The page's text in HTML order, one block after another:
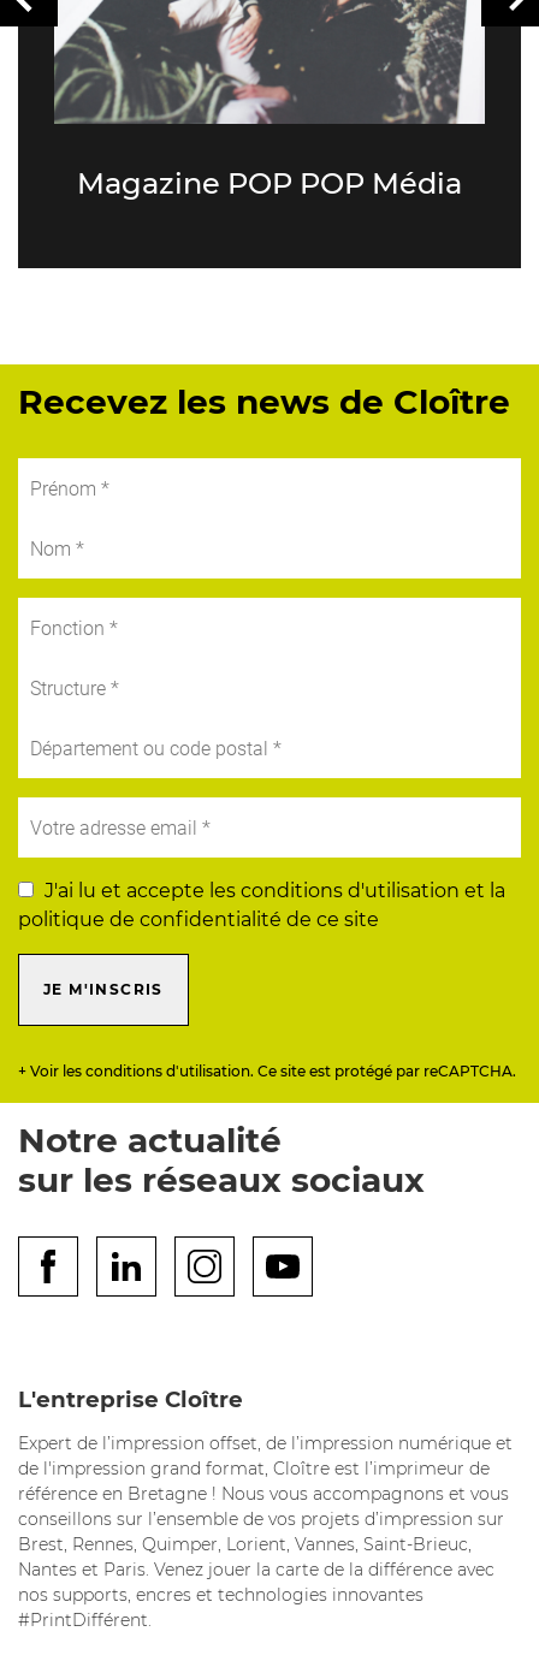
Magazine POP POP Média
Recevez les news de Cloître
J'ai lu et accepte les conditions d'utilisation et la
politique de confidentialité de ce site
JE M'INSCRIS
+ Voir les conditions d'utilisation. Ce site est protégé par reCAPTCHA.
Notre actualité
sur les réseaux sociaux
L'entreprise Cloître
Expert de l’impression offset, de l’impression numérique et
de l'impression grand format, Cloître est l’imprimeur de
référence en Bretagne ! Nous vous accompagnons et vous
conseillons sur l’ensemble de vos projets d’impression sur
Brest, Rennes, Quimper, Lorient, Vannes, Saint-Brieuc,
Nantes et Paris. Venez jouer la carte de la différence avec
nos supports, encres et technologies innovantes
#PrintDifférent.